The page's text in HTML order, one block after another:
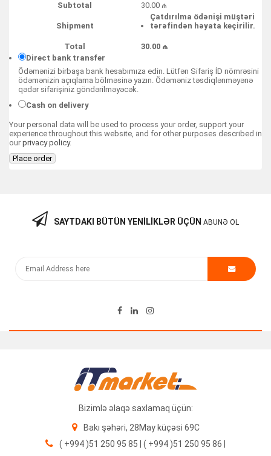
Subtotal
30.00 ₼
Shipment
Çatdırılma ödənişi müştəri
tərəfindən həyata keçirilir.
Total 30.00 ₼
Direct bank transfer
Ödəmənizi birbaşa bank hesabımıza edin. Lütfən Sifariş İD nömrəsini
ödəmənizin açıqlama bölməsinə yazın. Ödəməniz təsdiqlənməyənə
qədər sifarişiniz göndərilməyəcək.
Cash on delivery
Your personal data will be used to process your order, support your
experience throughout this website, and for other purposes described in
our privacy policy.
Place order
SAYTDAKI BÜTÜN YENILIKLƏR ÜÇÜN ABUNƏ OL
Bizimlə əlaqə saxlamaq üçün:
Bakı şəhəri, 28May küçəsi 69C
( +994 )51 250 95 85 | ( +994 )51 250 95 86 |